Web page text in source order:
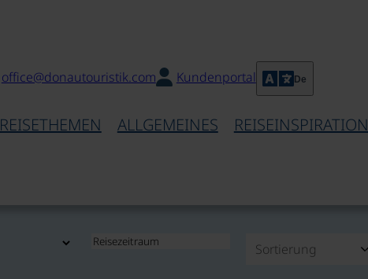
office@donautouristik.com Kundenportal De
REISETHEMEN ALLGEMEINES REISEINSPIRATION